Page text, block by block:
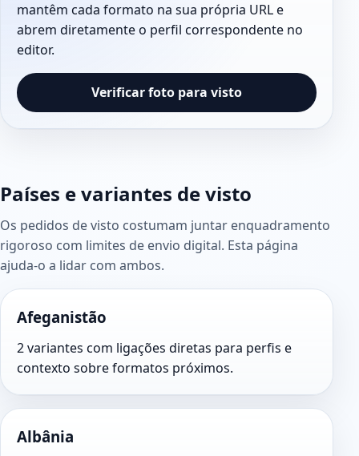
mantêm cada formato na sua própria URL e
abrem diretamente o perfil correspondente no
editor.
Verificar foto para visto
Países e variantes de visto
Os pedidos de visto costumam juntar enquadramento
rigoroso com limites de envio digital. Esta página
ajuda-o a lidar com ambos.
Afeganistão
2 variantes com ligações diretas para perfis e
contexto sobre formatos próximos.
Albânia